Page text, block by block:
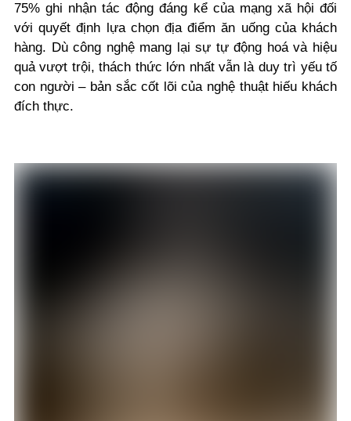
75% ghi nhận tác động đáng kể của mạng xã hội đối
với quyết định lựa chọn địa điểm ăn uống của khách
hàng. Dù công nghệ mang lại sự tự động hoá và hiệu
quả vượt trội, thách thức lớn nhất vẫn là duy trì yếu tố
con người – bản sắc cốt lõi của nghệ thuật hiếu khách
đích thực.